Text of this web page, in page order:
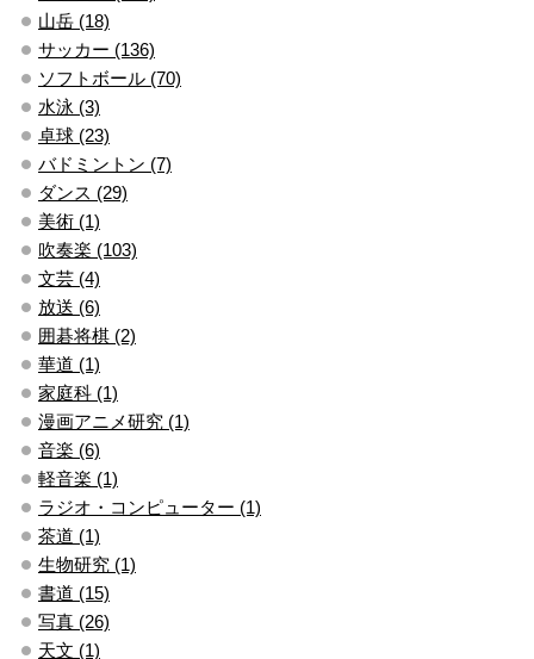
山岳 (18)
サッカー (136)
ソフトボール (70)
水泳 (3)
卓球 (23)
バドミントン (7)
ダンス (29)
美術 (1)
吹奏楽 (103)
文芸 (4)
放送 (6)
囲碁将棋 (2)
華道 (1)
家庭科 (1)
漫画アニメ研究 (1)
音楽 (6)
軽音楽 (1)
ラジオ・コンピューター (1)
茶道 (1)
生物研究 (1)
書道 (15)
写真 (26)
天文 (1)